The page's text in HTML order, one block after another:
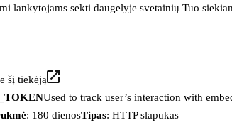
lankytojams sekti daugelyje svetainių Tuo
šį tiekėją
Used to track user’s interaction with
: 180 dienosTipas: HTTP slapukas